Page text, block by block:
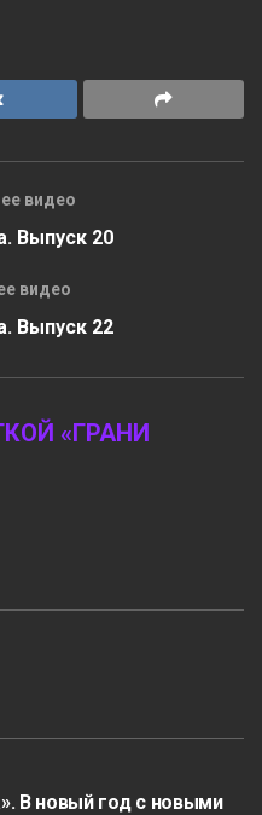
видео
Выпуск 20
видео
Выпуск 22
«ГРАНИ
В новый год с новыми